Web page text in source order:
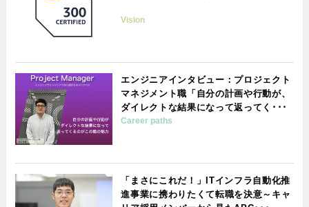
Vision
エンジニアインタビュー：プロジェクト
マネジメント職「自分の計画や行動が、
ダイレクトな結果になって返ってく･･･
Career paths
「まさにこれだ！」ITインフラ自動化推
進事業に携わりたくて転職を決意～キャ